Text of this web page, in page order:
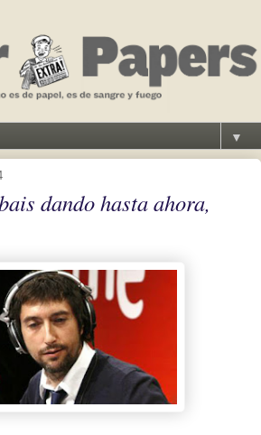
▼
dando hasta ahora,